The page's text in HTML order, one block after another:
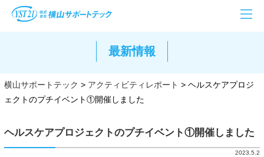
最新情報
横山サポートテック > アクティビティレポート > ヘルスケアプロジ
ェクトのプチイベント①開催しました
ヘルスケアプロジェクトのプチイベント①開催しました
2023.5.2